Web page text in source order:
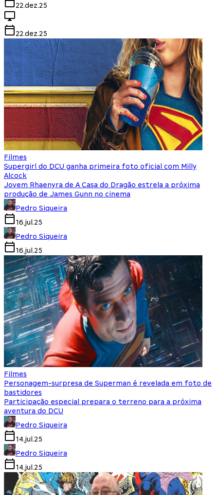
22.dez.25
22.dez.25
Filmes
Supergirl do DCU ganha primeira foto oficial com Milly
Alcock
Jovem Rhaenyra de A Casa do Dragão estrela a próxima
produção de James Gunn no cinema
Pedro Siqueira
16.jul.25
Pedro Siqueira
16.jul.25
Filmes
Personagem-surpresa de Superman é revelada em foto de
bastidores
Participação especial prepara o terreno para a próxima
aventura do DCU
Pedro Siqueira
14.jul.25
Pedro Siqueira
14.jul.25